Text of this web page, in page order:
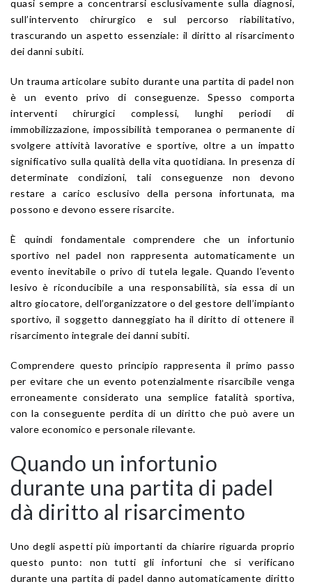
quasi sempre a concentrarsi esclusivamente sulla diagnosi,
sull’intervento chirurgico e sul percorso riabilitativo,
trascurando un aspetto essenziale: il diritto al risarcimento
dei danni subiti.
Un trauma articolare subito durante una partita di padel non
è un evento privo di conseguenze. Spesso comporta
interventi chirurgici complessi, lunghi periodi di
immobilizzazione, impossibilità temporanea o permanente di
svolgere attività lavorative e sportive, oltre a un impatto
significativo sulla qualità della vita quotidiana. In presenza di
determinate condizioni, tali conseguenze non devono
restare a carico esclusivo della persona infortunata, ma
possono e devono essere risarcite.
È quindi fondamentale comprendere che un infortunio
sportivo nel padel non rappresenta automaticamente un
evento inevitabile o privo di tutela legale. Quando l’evento
lesivo è riconducibile a una responsabilità, sia essa di un
altro giocatore, dell’organizzatore o del gestore dell’impianto
sportivo, il soggetto danneggiato ha il diritto di ottenere il
risarcimento integrale dei danni subiti.
Comprendere questo principio rappresenta il primo passo
per evitare che un evento potenzialmente risarcibile venga
erroneamente considerato una semplice fatalità sportiva,
con la conseguente perdita di un diritto che può avere un
valore economico e personale rilevante.
Quando un infortunio
durante una partita di padel
dà diritto al risarcimento
Uno degli aspetti più importanti da chiarire riguarda proprio
questo punto: non tutti gli infortuni che si verificano
durante una partita di padel danno automaticamente diritto